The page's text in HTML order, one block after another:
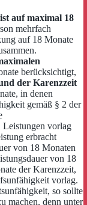
auf maximal 18
mehrfach
auf 18 Monate
berücksichtigt,
der Karenzzeit
in denen
gemäß § 2 der
Leistungen vorlag
erbracht
von 18 Monaten
von 18
der Karenzzeit,
vorlag.
so sollte
machen, denn unter